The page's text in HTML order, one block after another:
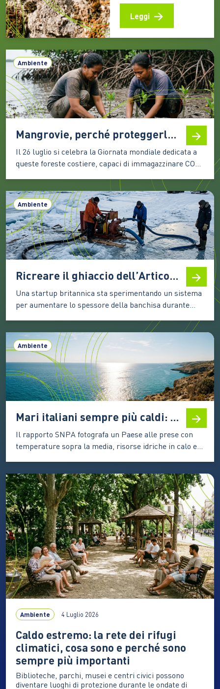
torpore invernale,
schiere di animali
continuano a vivere
indisturbati una vita
particolarmente calma
e celata, eppure ancora
scalpitante e desiderosa
di tempi migliori. Alle
latitudini italiane, molte
categorie della
infatti fare i conti ogni
anno con un lungo
periodo…
Leggi
Ambiente
Mangrovie, perché proteggerle significa difendere il clima e la biodiversità
Il 26 luglio si celebra la Giornata mondiale dedicata a
queste foreste costiere, capaci di immagazzinare CO2,
vita e le economie di milioni di persone Le mangrovie
occupano una sottile fascia lungo le coste tropicali e
subtropicali del pianeta, nei territori…
Ambiente
Ricreare il ghiaccio dell’Artico: come funziona la tecnologia di Real Ice
Una startup britannica sta sperimentando un sistema
per aumentare lo spessore della banchisa durante
ma la strada verso un’applicazione su larga scala
resta complessa Il ghiaccio marino artico è una delle
componenti più delicate del sistema climatico. La sua
superficie chiara riflette una…
Ambiente
Mari italiani sempre più caldi: nel 2025 secondo valore più alto dal 1982
Il rapporto SNPA fotografa un Paese alle prese con
temperature sopra la media, risorse idriche in calo e
siccità I mari italiani continuano a scaldarsi. Nel 2025
la temperatura media annuale ha raggiunto i 20°C,…
Ambiente 4 Luglio 2026
Caldo estremo: la rete dei rifugi
climatici, cosa sono e perché sono
sempre più importanti
Biblioteche, parchi, musei e centri civici possono
diventare luoghi di protezione durante le ondate di